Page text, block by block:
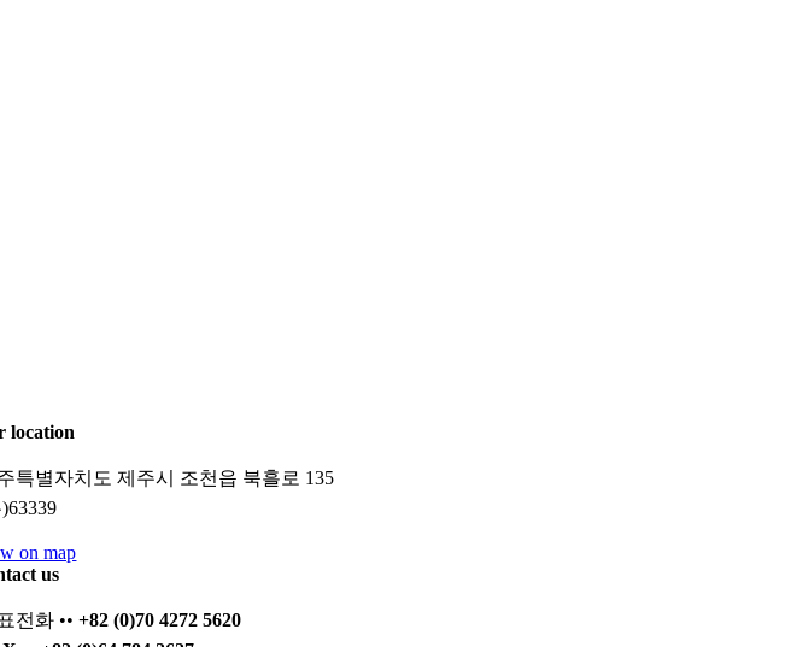
location
특별자치도 제주시 조천읍 북흘로 135
on map
us
전화 ••+82 (0)70 4272 5620